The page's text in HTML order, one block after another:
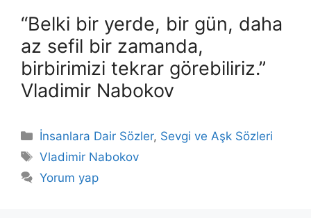
“Belki bir yerde, bir gün, daha
az sefil bir zamanda,
birbirimizi tekrar görebiliriz.”
Vladimir Nabokov
Kategoriler
İnsanlara Dair Sözler, Sevgi ve Aşk Sözleri
Etiketler
Vladimir Nabokov
Yorum yap